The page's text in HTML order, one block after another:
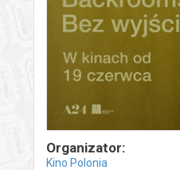
Organizator:
Kino Polonia